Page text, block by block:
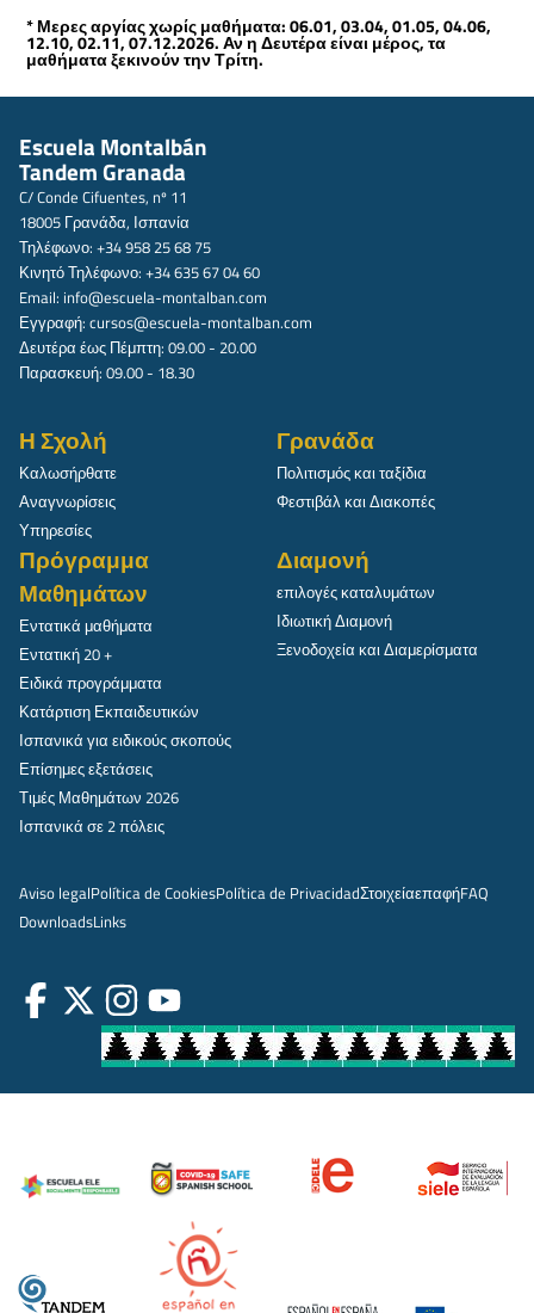
* Μερες αργίας χωρίς μαθήματα: 06.01, 03.04, 01.05, 04.06,
12.10, 02.11, 07.12.2026. Αν η Δευτέρα είναι μέρος, τα
μαθήματα ξεκινούν την Τρίτη.
Escuela Montalbán
Tandem Granada
C/ Conde Cifuentes, nº 11
18005 Γρανάδα, Ισπανία
Τηλέφωνο: +34 958 25 68 75
Κινητό Τηλέφωνο: +34 635 67 04 60
Email: info@escuela-montalban.com
Εγγραφή: cursos@escuela-montalban.com
Δευτέρα έως Πέμπτη: 09.00 - 20.00
Παρασκευή: 09.00 - 18.30
Η Σχολή
Καλωσήρθατε
Αναγνωρίσεις
Υπηρεσίες
Γρανάδα
Πολιτισμός και ταξίδια
Φεστιβάλ και Διακοπές
Πρόγραμμα
Μαθημάτων
Εντατικά μαθήματα
Εντατική 20 +
Ειδικά προγράμματα
Κατάρτιση Εκπαιδευτικών
Ισπανικά για ειδικούς σκοπούς
Επίσημες εξετάσεις
Τιμές Μαθημάτων 2026
Ισπανικά σε 2 πόλεις
Διαμονή
επιλογές καταλυμάτων
Ιδιωτική Διαμονή
Ξενοδοχεία και Διαμερίσματα
Aviso legalPolítica de CookiesPolítica de PrivacidadΣτοιχείαεπαφήFAQ
DownloadsLinks